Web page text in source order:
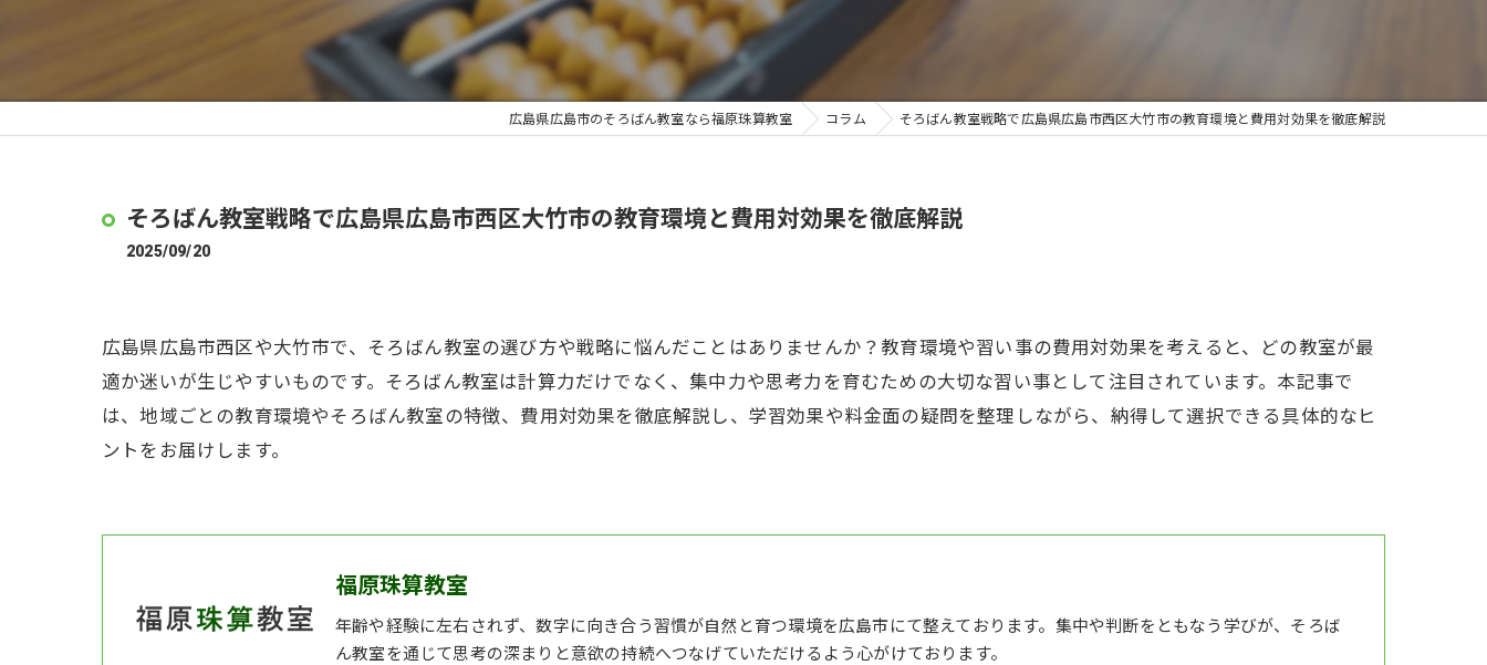
広島県広島市のそろばん教室なら福原珠算教室 コラム そろばん教室戦略で広島県広島市西区大竹市の教育環境と費用対効果を徹底解説
そろばん教室戦略で広島県広島市西区大竹市の教育環境と費用対効果を徹底解説
2025/09/20
広島県広島市西区や大竹市で、そろばん教室の選び方や戦略に悩んだことはありませんか？教育環境や習い事の費用対効果を考えると、どの教室が最
適か迷いが生じやすいものです。そろばん教室は計算力だけでなく、集中力や思考力を育むための大切な習い事として注目されています。本記事で
は、地域ごとの教育環境やそろばん教室の特徴、費用対効果を徹底解説し、学習効果や料金面の疑問を整理しながら、納得して選択できる具体的なヒ
ントをお届けします。
福原珠算教室
年齢や経験に左右されず、数字に向き合う習慣が自然と育つ環境を広島市にて整えております。集中や判断をともなう学びが、そろば
ん教室を通じて思考の深まりと意欲の持続へつなげていただけるよう心がけております。